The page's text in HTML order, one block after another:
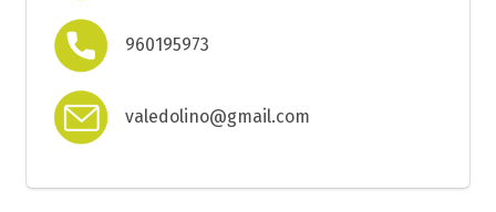
960195973
valedolino@gmail.com